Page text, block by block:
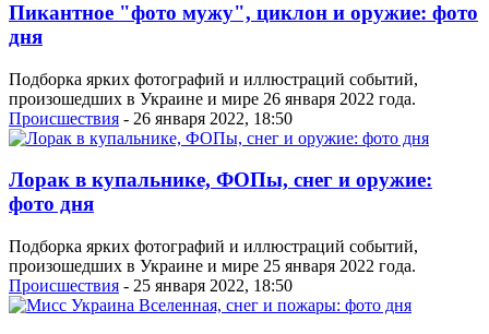
Пикантное "фото мужу", циклон и оружие: фото
дня
Подборка ярких фотографий и иллюстраций событий,
произошедших в Украине и мире 26 января 2022 года.
Проиcшествия - 26 января 2022, 18:50
Лорак в купальнике, ФОПы, снег и оружие:
фото дня
Подборка ярких фотографий и иллюстраций событий,
произошедших в Украине и мире 25 января 2022 года.
Проиcшествия - 25 января 2022, 18:50